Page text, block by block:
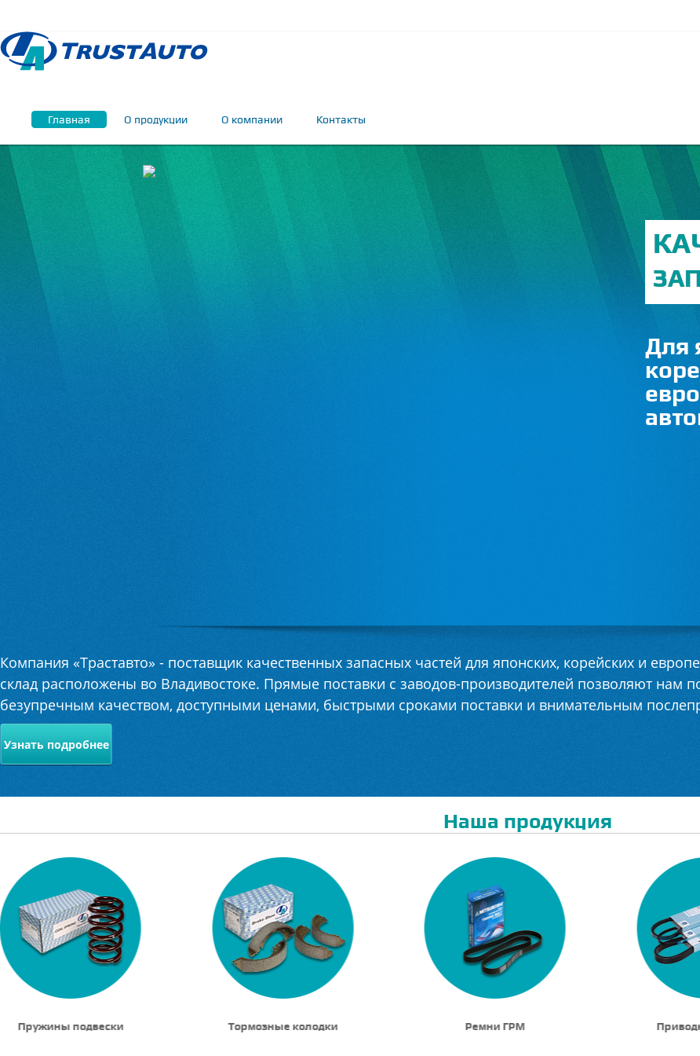
Главная О продукции О компании Контакты
Для
Компания «Траставто» - поставщик качественных запасных частей для японских, корейских и
склад расположены во Владивостоке. Прямые поставки с заводов-производителей позволяют нам
безупречным качеством, доступными ценами, быстрыми сроками поставки и внимательным
Узнать подробнее
Наша продукция
Пружины подвески Тормозные колодки Ремни ГРМ